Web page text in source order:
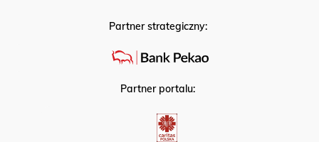
Partner strategiczny:
Partner portalu: